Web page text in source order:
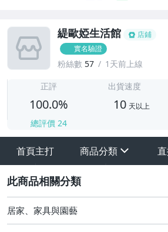
緹歐婭生活館
店鋪
實名驗證
粉絲數 57 1天前上線
正評
100.0%
總評價 24
出貨速度
10 天以上
首頁主打 商品分類
其它
居家、家具與園藝